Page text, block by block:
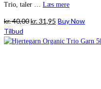
Trio, taler … Læs mere
kr.40,00Den
pris
kr.31,95 Den
pris
Buy Now
Tilbud